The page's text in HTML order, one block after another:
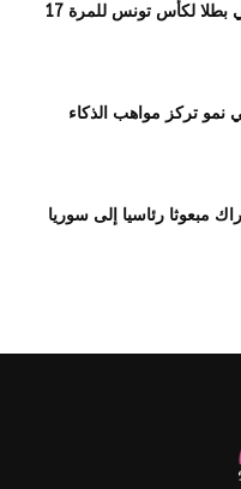
الترجي الرياضي التونسي بطلا لكأس تونس للمرة 17
نمو تركز مواهب الذكاء
مبعوثا رئاسيا إلى سوريا